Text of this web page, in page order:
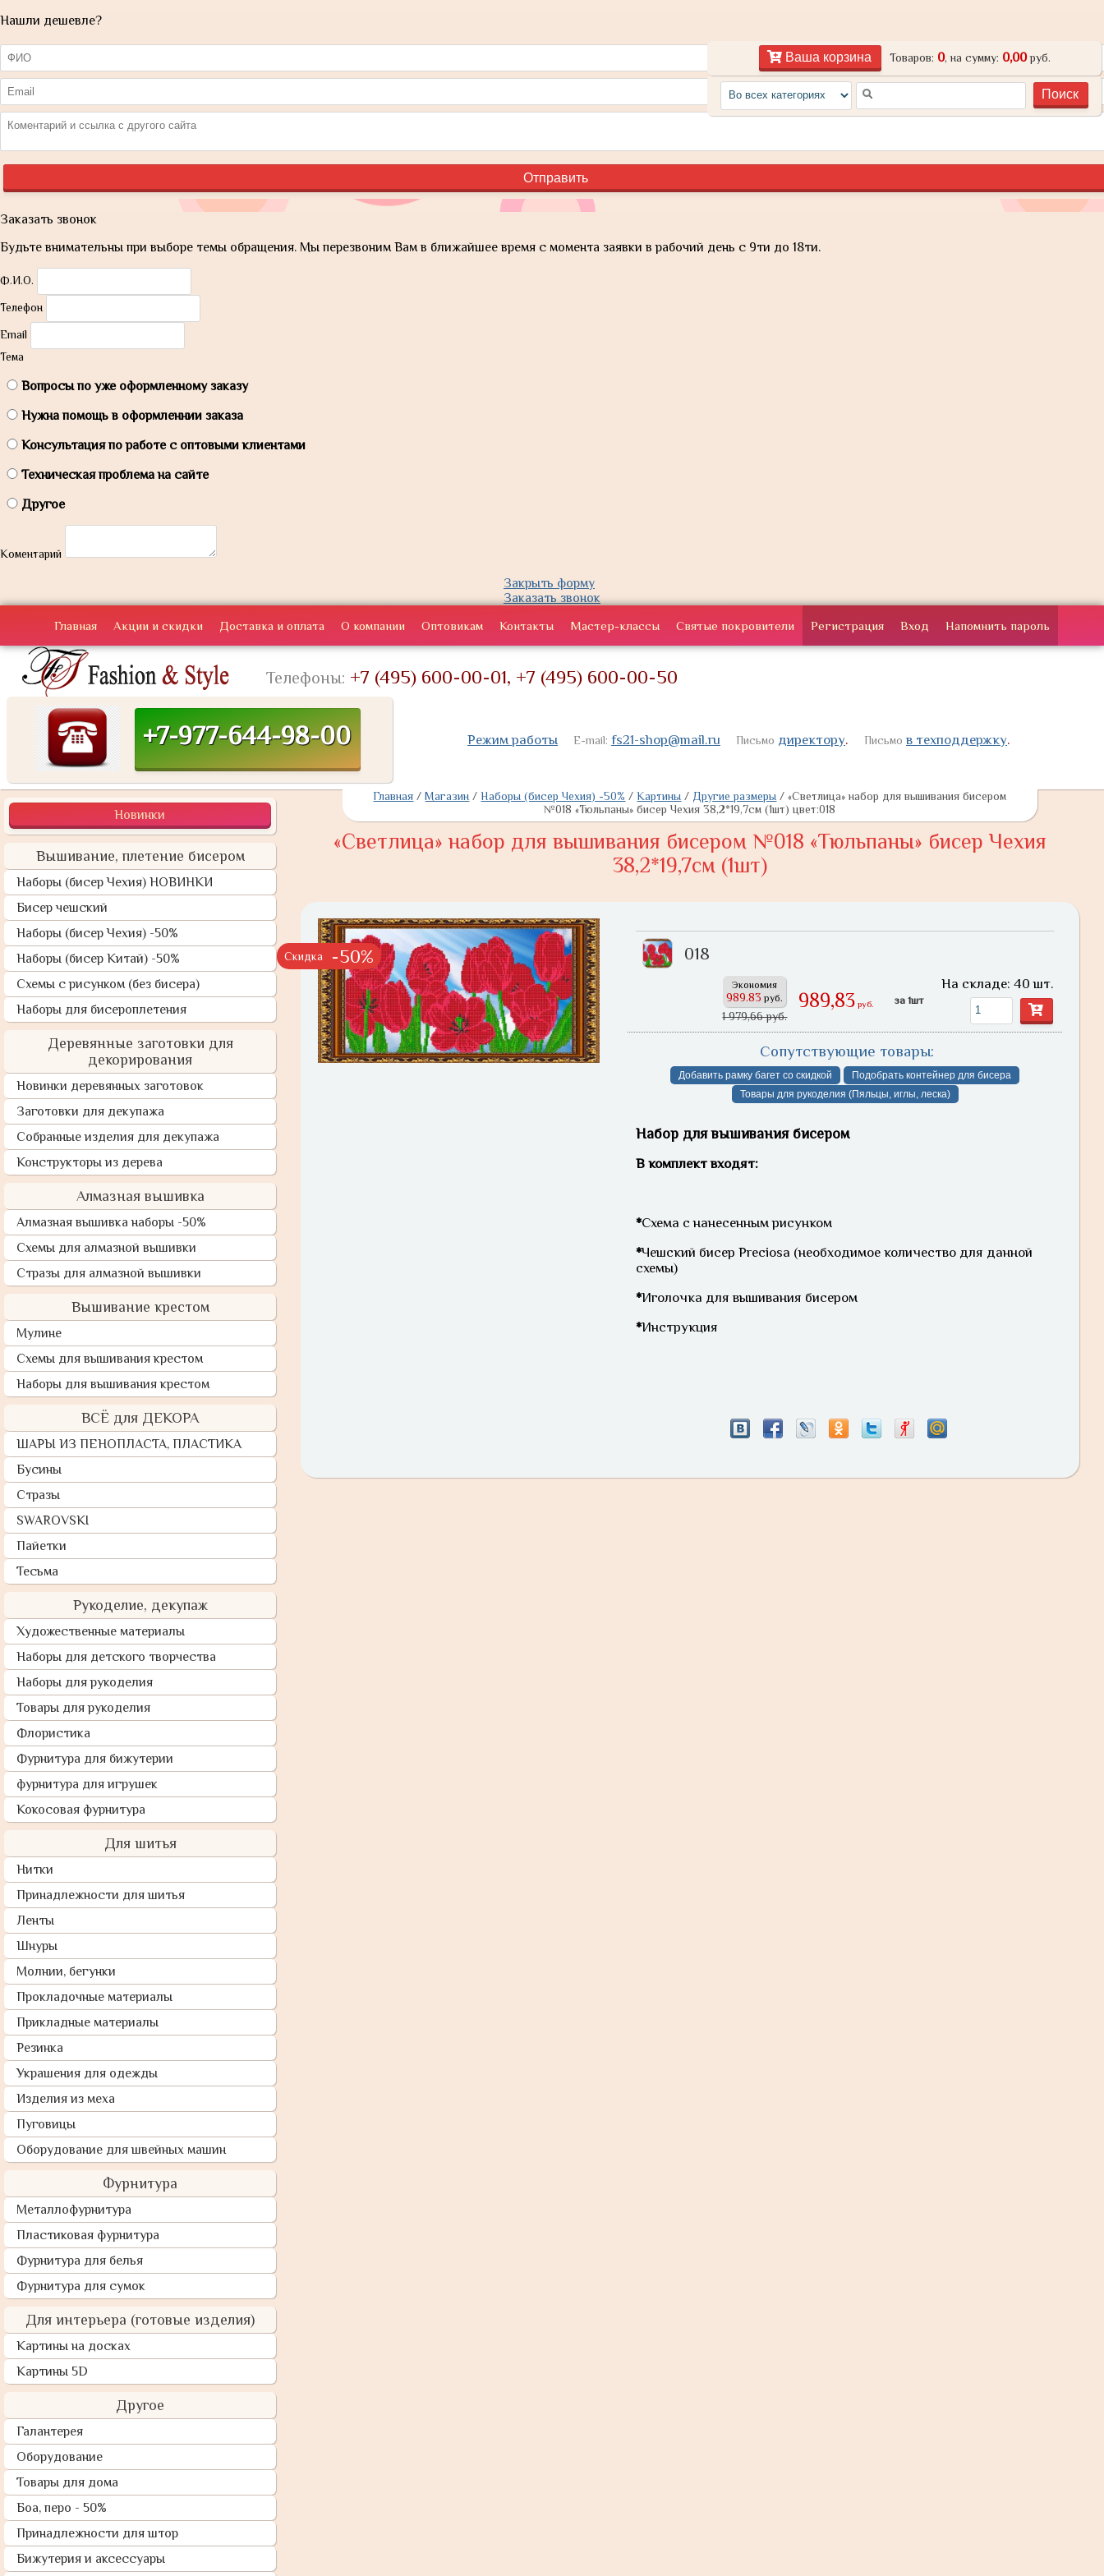
Нашли дешевле?
Заказать звонок
Будьте внимательны при выборе темы обращения. Мы перезвоним Вам в ближайшее время с момента заявки в рабочий день с 9ти до 18ти.
Ф.И.О.
Телефон
Email
Тема
Вопросы по уже оформленному заказу
Нужна помощь в оформленнии заказа
Консультация по работе с оптовыми клиентами
Техническая проблема на сайте
Другое
Коментарий
Закрыть форму
Заказать звонок
Ваша корзина Товаров: 0, на сумму: 0,00руб.
Главная Акции и скидки Доставка и оплата О компании Оптовикам Контакты Мастер-классы Святые покровители Регистрация Вход Напомнить пароль
Телефоны: +7 (495) 600-00-01, +7 (495) 600-00-50
+7-977-644-98-00 Режим работы E-mail: fs21-shop@mail.ru Письмо директору. Письмо в техподдержку.
Новинки
Вышивание, плетение бисером
Наборы (бисер Чехия) НОВИНКИ
Бисер чешский
Наборы (бисер Чехия) -50%
Наборы (бисер Китай) -50%
Схемы с рисунком (без бисера)
Наборы для бисероплетения
Деревянные заготовки для
декорирования
Новинки деревянных заготовок
Заготовки для декупажа
Собранные изделия для декупажа
Конструкторы из дерева
Алмазная вышивка
Алмазная вышивка наборы -50%
Схемы для алмазной вышивки
Стразы для алмазной вышивки
Вышивание крестом
Мулине
Схемы для вышивания крестом
Наборы для вышивания крестом
ВСЁ для ДЕКОРА
ШАРЫ ИЗ ПЕНОПЛАСТА, ПЛАСТИКА
Бусины
Стразы
SWAROVSKI
Пайетки
Тесьма
Рукоделие, декупаж
Художественные материалы
Наборы для детского творчества
Наборы для рукоделия
Товары для рукоделия
Флористика
Фурнитура для бижутерии
фурнитура для игрушек
Кокосовая фурнитура
Для шитья
Нитки
Принадлежности для шитья
Ленты
Шнуры
Молнии, бегунки
Прокладочные материалы
Прикладные материалы
Резинка
Украшения для одежды
Изделия из меха
Пуговицы
Оборудование для швейных машин
Фурнитура
Металлофурнитура
Пластиковая фурнитура
Фурнитура для белья
Фурнитура для сумок
Для интерьера (готовые изделия)
Картины на досках
Картины 5D
Другое
Галантерея
Оборудование
Товары для дома
Боа, перо - 50%
Принадлежности для штор
Бижутерия и аксессуары
Главная /Магазин /Наборы (бисер Чехия) -50% /Картины / Другие размеры /«Светлица» набор для вышивания бисером
№018 «Тюльпаны» бисер Чехия 38,2*19,7см (1шт) цвет:018
«Светлица» набор для вышивания бисером №018 «Тюльпаны» бисер Чехия
38,2*19,7см (1шт)
Скидка -50% 018
Экономия
989.83 руб.
1 979,66 руб.
989,83 руб. за 1шт
На складе: 40 шт.
Сопутствующие товары:
Добавить рамку багет со скидкой
Подобрать контейнер для бисера
Товары для рукоделия (Пяльцы, иглы, леска)
Набор для вышивания бисером
В комплект входят:
*Схема с нанесенным рисунком
*Чешский бисер Preciosa (необходимое количество для данной
схемы)
*Иголочка для вышивания бисером
*Инструкция